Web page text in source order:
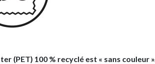
(PET) 100 % recyclé est « sans